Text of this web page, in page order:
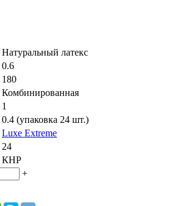
Натуральный латекс
0.6
180
Комбинированная
1
0.4 (упаковка 24 шт.)
Luxe Extreme
24
КНР
+